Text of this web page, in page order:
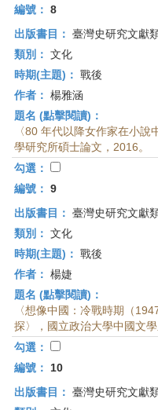
編號： 8
出版書目： 臺灣史研究文獻
類別： 文化
時期(主題)： 戰後
作者： 楊雅涵
題名 (點擊閱讀)：
〈80 年代以降女作家在小
學研究所碩士論文，2016。
勾選：
編號： 9
出版書目： 臺灣史研究文獻
類別： 文化
時期(主題)： 戰後
作者： 楊婕
題名 (點擊閱讀)：
〈想像中國：冷戰時期（
探〉，國立政治大學中國文
勾選：
編號：
10
出版書目： 臺灣史研究文獻